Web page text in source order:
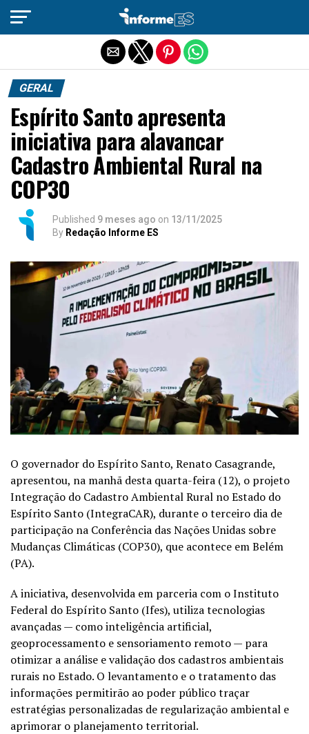
GERAL
Espírito Santo apresenta
iniciativa para alavancar
Cadastro Ambiental Rural na
COP30
Published 9 meses ago on 13/11/2025
By Redação Informe ES
O governador do Espírito Santo, Renato Casagrande,
apresentou, na manhã desta quarta-feira (12), o projeto
Integração do Cadastro Ambiental Rural no Estado do
Espírito Santo (IntegraCAR), durante o terceiro dia de
participação na Conferência das Nações Unidas sobre
Mudanças Climáticas (COP30), que acontece em Belém
(PA).
A iniciativa, desenvolvida em parceria com o Instituto
Federal do Espírito Santo (Ifes), utiliza tecnologias
avançadas — como inteligência artificial,
geoprocessamento e sensoriamento remoto — para
otimizar a análise e validação dos cadastros ambientais
rurais no Estado. O levantamento e o tratamento das
informações permitirão ao poder público traçar
estratégias personalizadas de regularização ambiental e
aprimorar o planejamento territorial.
Sair da versão mobile